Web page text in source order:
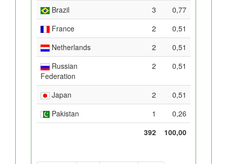
Brazil
3
0,77
France
2
0,51
Netherlands
2
0,51
Russian
Federation
2 0,51
Japan 2
0,51
Pakistan
1
0,26
392
100,00